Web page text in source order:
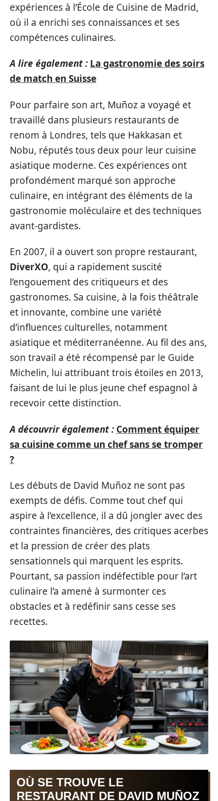
expériences à l’École de Cuisine de Madrid,
où il a enrichi ses connaissances et ses
compétences culinaires.
A lire également : La gastronomie des soirs
de match en Suisse
Pour parfaire son art, Muñoz a voyagé et
travaillé dans plusieurs restaurants de
renom à Londres, tels que Hakkasan et
Nobu, réputés tous deux pour leur cuisine
asiatique moderne. Ces expériences ont
profondément marqué son approche
culinaire, en intégrant des éléments de la
gastronomie moléculaire et des techniques
avant-gardistes.
En 2007, il a ouvert son propre restaurant,
DiverXO, qui a rapidement suscité
l’engouement des critiqueurs et des
gastronomes. Sa cuisine, à la fois théâtrale
et innovante, combine une variété
d’influences culturelles, notamment
asiatique et méditerranéenne. Au fil des ans,
son travail a été récompensé par le Guide
Michelin, lui attribuant trois étoiles en 2013,
faisant de lui le plus jeune chef espagnol à
recevoir cette distinction.
A découvrir également : Comment équiper
sa cuisine comme un chef sans se tromper
?
Les débuts de David Muñoz ne sont pas
exempts de défis. Comme tout chef qui
aspire à l’excellence, il a dû jongler avec des
contraintes financières, des critiques acerbes
et la pression de créer des plats
sensationnels qui marquent les esprits.
Pourtant, sa passion indéfectible pour l’art
culinaire l’a amené à surmonter ces
obstacles et à redéfinir sans cesse ses
recettes.
OÙ SE TROUVE LE
RESTAURANT DE DAVID MUÑOZ